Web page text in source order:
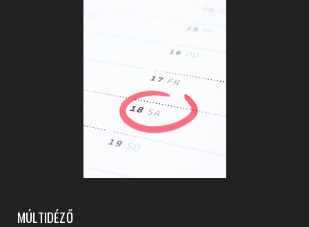
MÚLTIDÉZŐ